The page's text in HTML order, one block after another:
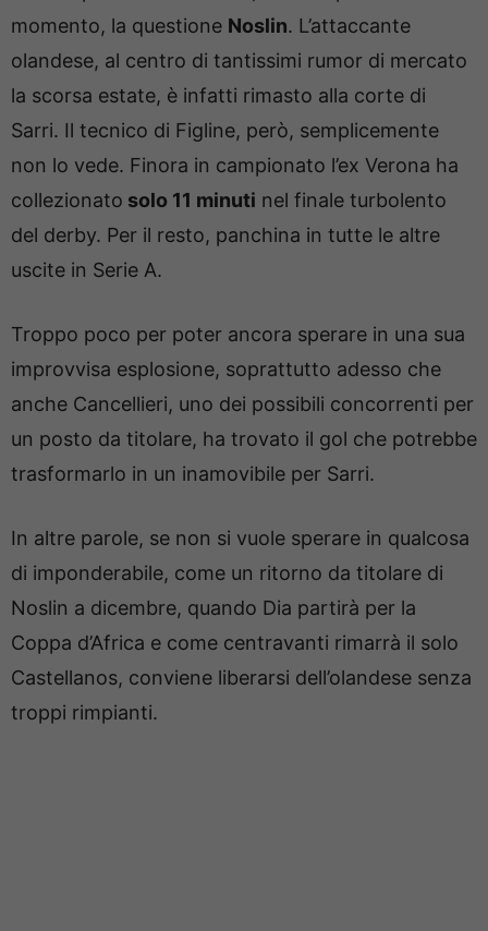
momento, la questione Noslin. L’attaccante
olandese, al centro di tantissimi rumor di mercato
la scorsa estate, è infatti rimasto alla corte di
Sarri. Il tecnico di Figline, però, semplicemente
non lo vede. Finora in campionato l’ex Verona ha
collezionato solo 11 minuti nel finale turbolento
del derby. Per il resto, panchina in tutte le altre
uscite in Serie A.
Troppo poco per poter ancora sperare in una sua
improvvisa esplosione, soprattutto adesso che
anche Cancellieri, uno dei possibili concorrenti per
un posto da titolare, ha trovato il gol che potrebbe
trasformarlo in un inamovibile per Sarri.
In altre parole, se non si vuole sperare in qualcosa
di imponderabile, come un ritorno da titolare di
Noslin a dicembre, quando Dia partirà per la
Coppa d’Africa e come centravanti rimarrà il solo
Castellanos, conviene liberarsi dell’olandese senza
troppi rimpianti.